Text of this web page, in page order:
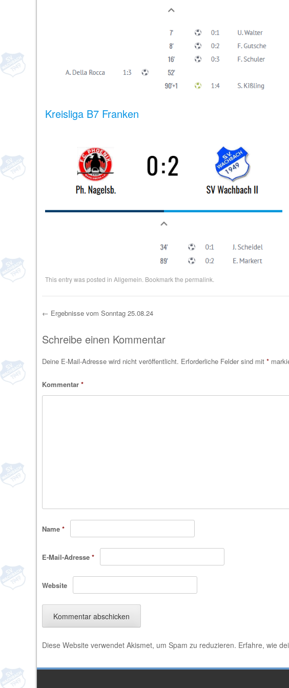
Kreisliga B7 Franken
This entry was posted in Allgemein . Bookmark the permalink
Post navigation
← Ergebnisse vom Sonntag 25.08.24
Schreibe einen Kommentar
Deine E-Mail-Adresse wird nicht veröffentlicht. Erforderliche Felder sind mit *
Kommentar *
Name *
E-Mail-Adresse *
Website
Diese Website verwendet Akismet, um Spam zu reduzieren. Erfahre, wie